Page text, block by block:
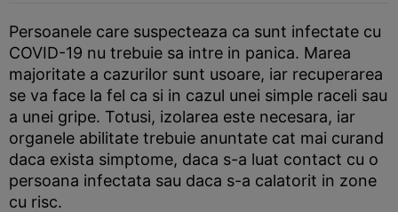
Persoanele care suspecteaza ca sunt infectate cu
COVID-19 nu trebuie sa intre in panica. Marea
majoritate a cazurilor sunt usoare, iar recuperarea
se va face la fel ca si in cazul unei simple raceli sau
a unei gripe. Totusi, izolarea este necesara, iar
organele abilitate trebuie anuntate cat mai curand
daca exista simptome, daca s-a luat contact cu o
persoana infectata sau daca s-a calatorit in zone
cu risc.